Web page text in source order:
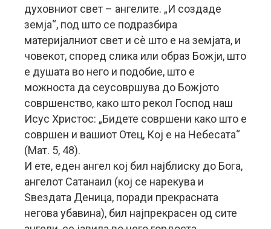
духовниот свет – ангелите. „И создаде
земја“, под што се подразбира
материјалниот свет и сè што е на земјата, и
човекот, според слика или образ Божји, што
е душата во него и подобие, што е
можноста да сеусовршува до Божјото
совршенство, како што рекол Господ наш
Исус Христос: „Бидете совршени како што е
совршен и вашиот Отец, Кој е на Небесата“
(Мат. 5, 48).
И ете, еден ангел кој бил најблиску до Бога,
ангелот Сатанаил (кој се нарекува и
Ѕвездата Деница, поради прекрасната
негова убавина), бил најпрекрасен од сите